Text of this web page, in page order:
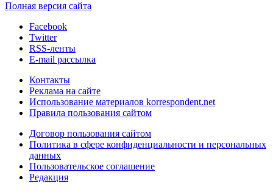
Полная версия сайта
Facebook
Twitter
RSS-ленты
E-mail рассылка
Контакты
Реклама на сайте
Использование материалов korrespondent.net
Правила пользования сайтом
Договор пользования сайтом
Политика в сфере конфиденциальности и персональных
данных
Пользовательское соглашение
Редакция